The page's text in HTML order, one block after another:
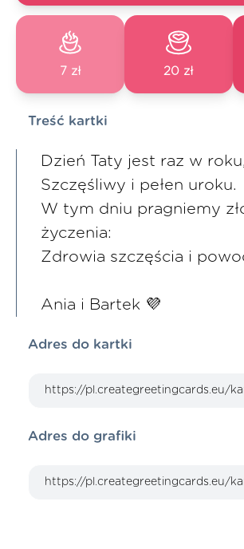
7 zł 20 zł
Treść kartki
Dzień Taty jest raz w roku,
Szczęśliwy i pełen uroku.
W tym dniu pragniemy
życzenia:
Zdrowia szczęścia i
Ania i Bartek 💜
Adres do kartki
Adres do grafiki